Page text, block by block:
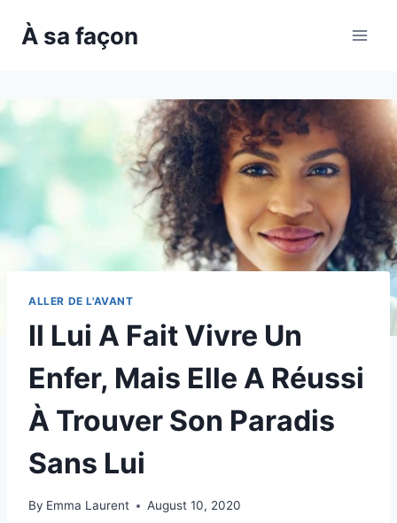
À sa façon
ALLER DE L'AVANT
Il Lui A Fait Vivre Un
Enfer, Mais Elle A Réussi
À Trouver Son Paradis
Sans Lui
By Emma Laurent August 10, 2020